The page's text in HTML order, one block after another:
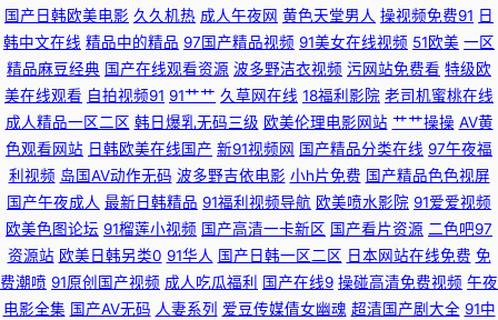
日韩AV无码自拍 大香蕉精超碰 婷婷五月天se 92国产区 欧美毛多水多bb 91
社网址 91视频国产网站 精品操逼 91人人操人人妻 97不卡在线视频 超碰夜夜
撸视频 午夜国产老熟女 91国产视频在线观看免费 久草在线 人妻午夜天堂 国
利社 大香蕉92 亚洲AV超碰资源站 豆花黑料导航 久热大香蕉 色色啪啪91 91
草美女 成人网站在线看 超碰在线最97 久久综合国产自拍 色婷婷色播播色婷
国产日韩欧美电影 久久机热 成人午夜网 黄色天堂男人 操视频免费91 日
韩中文在线 精品中的精品 97国产精品视频 91美女在线视频 51欧美 一区
精品麻豆经典 国产在线观看资源 波多野洁衣视频 污网站免费看 特级欧
美在线观看 自拍视频91 91艹艹 久草网在线 18福利影院 老司机蜜桃在线
成人精品一区二区 韩日爆乳无码三级 欧美伦理电影网站 艹艹操操 AV黄
色观看网站 日韩欧美在线国产 新91视频网 国产精品分类在线 97午夜福
利视频 岛国AV动作无码 波多野吉依电影 小h片免费 国产精品色色视屏
国产午夜成人 最新日韩精品 91福利视频导航 欧美喷水影院 91爱爱视频
欧美色图论坛 91榴莲小视频 国产高清一卡新区 国产看片资源 二色吧97
资源站 欧美日韩另类0 91华人 国产日韩一区二区 日本网站在线免费 免
费潮喷 91原创国产视频 成人吃瓜福利 国产在线9 操碰高清免费视频 午夜
电影全集 国产AV无码 人妻系列 爱豆传媒倩女幽魂 超清国产剧大全 91中